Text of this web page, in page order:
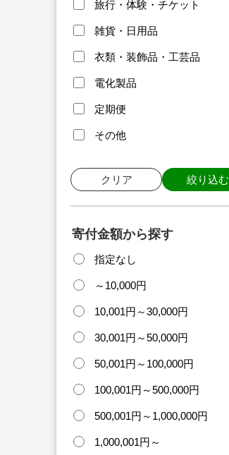
旅行・体験・チケット
雑貨・日用品
衣類・装飾品・工芸品
電化製品
定期便
その他
クリア 絞り込む
寄付金額から探す
指定なし
～10,000円
10,001円～30,000円
30,001円～50,000円
50,001円～100,000円
100,001円～500,000円
500,001円～1,000,000円
1,000,001円～